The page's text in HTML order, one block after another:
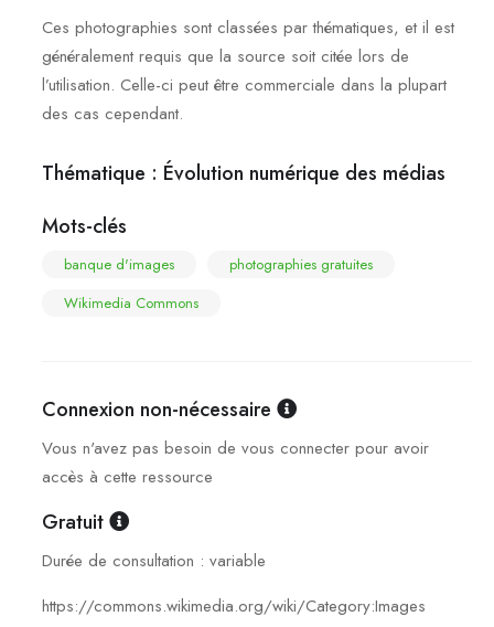
Ces photographies sont classées par thématiques, et il est
généralement requis que la source soit citée lors de
l’utilisation. Celle-ci peut être commerciale dans la plupart
des cas cependant.
Thématique : Évolution numérique des médias
Mots-clés
banque d'images
photographies gratuites
Wikimedia Commons
Connexion non-nécessaire
Vous n'avez pas besoin de vous connecter pour avoir
accès à cette ressource
Gratuit
Durée de consultation : variable
https://commons.wikimedia.org/wiki/Category:Images